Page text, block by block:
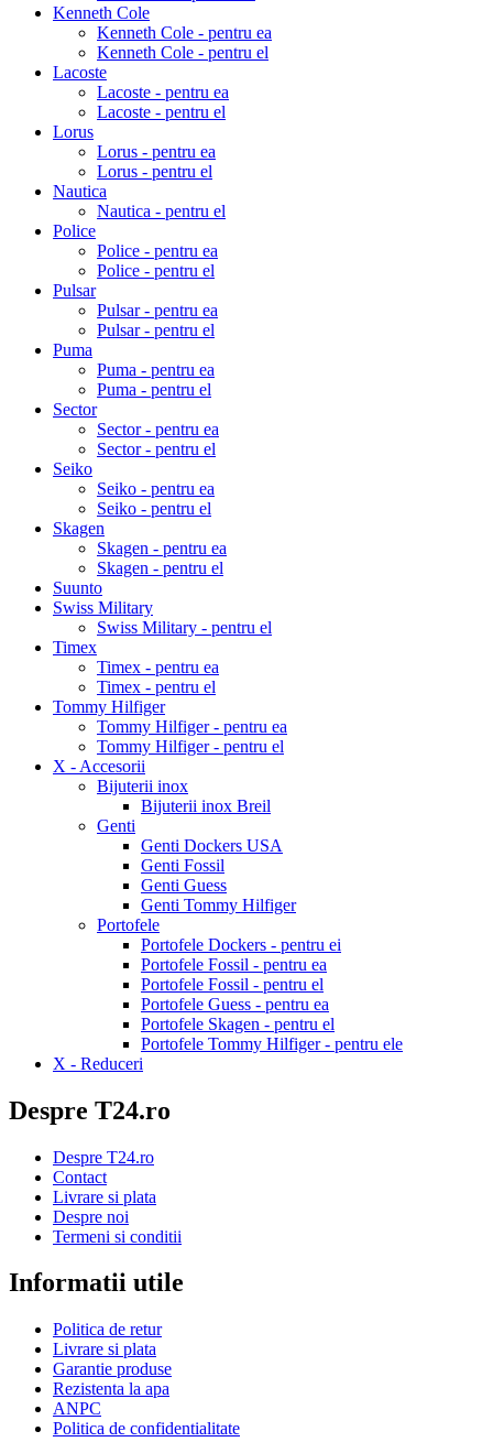
Kenneth Cole
Kenneth Cole - pentru ea
Kenneth Cole - pentru el
Lacoste
Lacoste - pentru ea
Lacoste - pentru el
Lorus
Lorus - pentru ea
Lorus - pentru el
Nautica
Nautica - pentru el
Police
Police - pentru ea
Police - pentru el
Pulsar
Pulsar - pentru ea
Pulsar - pentru el
Puma
Puma - pentru ea
Puma - pentru el
Sector
Sector - pentru ea
Sector - pentru el
Seiko
Seiko - pentru ea
Seiko - pentru el
Skagen
Skagen - pentru ea
Skagen - pentru el
Suunto
Swiss Military
Swiss Military - pentru el
Timex
Timex - pentru ea
Timex - pentru el
Tommy Hilfiger
Tommy Hilfiger - pentru ea
Tommy Hilfiger - pentru el
X - Accesorii
Bijuterii inox
Bijuterii inox Breil
Genti
Genti Dockers USA
Genti Fossil
Genti Guess
Genti Tommy Hilfiger
Portofele
Portofele Dockers - pentru ei
Portofele Fossil - pentru ea
Portofele Fossil - pentru el
Portofele Guess - pentru ea
Portofele Skagen - pentru el
Portofele Tommy Hilfiger - pentru ele
X - Reduceri
Despre T24.ro
Despre T24.ro
Contact
Livrare si plata
Despre noi
Termeni si conditii
Informatii utile
Politica de retur
Livrare si plata
Garantie produse
Rezistenta la apa
ANPC
Politica de confidentialitate